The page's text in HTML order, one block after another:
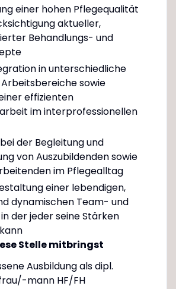
einer hohen Pflegequalität
aktueller,
Behandlungs- und
in unterschiedliche
sowie
effizienten
im interprofessionellen
der Begleitung und
von Auszubildenden sowie
im Pflegealltag
einer lebendigen,
dynamischen Team- und
der jeder seine Stärken
Stelle mitbringst
Ausbildung als dipl.
mann HF/FH